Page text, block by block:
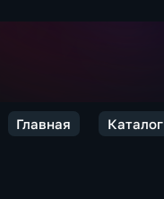
Главная Каталог